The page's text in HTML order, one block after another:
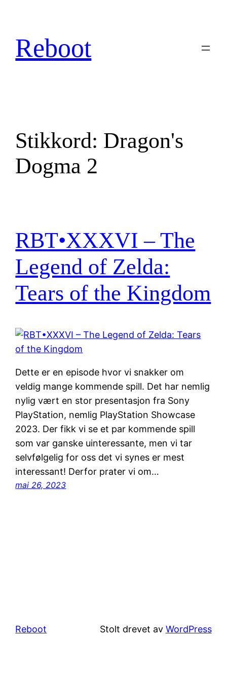
innhold
Reboot
Stikkord: Dragon's
Dogma 2
RBT•XXXVI – The
Legend of Zelda:
Tears of the Kingdom
Dette er en episode hvor vi snakker om
veldig mange kommende spill. Det har nemlig
nylig vært en stor presentasjon fra Sony
PlayStation, nemlig PlayStation Showcase
2023. Der fikk vi se et par kommende spill
som var ganske uinteressante, men vi tar
selvfølgelig for oss det vi synes er mest
interessant! Derfor prater vi om…
mai 26, 2023
Reboot Stolt drevet av WordPress